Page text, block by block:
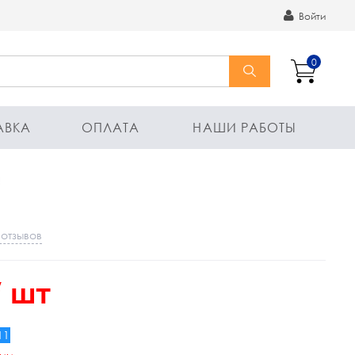
Войти
0
ОПЛАТА НАШИ РАБОТЫ
шт